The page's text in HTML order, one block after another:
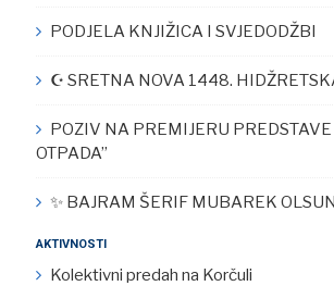
PODJELA KNJIŽICA I SVJEDODŽBI
☪︎ SRETNA NOVA 1448.
POZIV NA PREMIJERU
OTPADA”
✨ BAJRAM ŠERIF MUBAREK
AKTIVNOSTI
Kolektivni predah na Korčuli